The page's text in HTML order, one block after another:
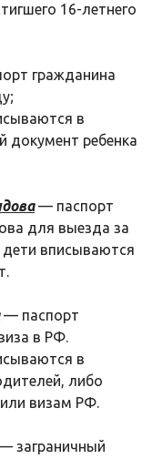
16-летнего
гражданина
в
документ ребенка
— паспорт
для выезда за
дети вписываются
— паспорт
в РФ.
в
либо
визам РФ.
заграничный